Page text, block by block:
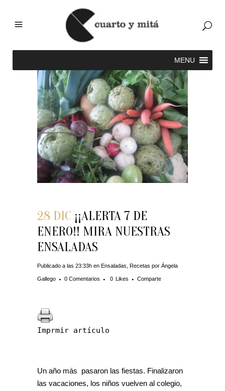
28 DIC ¡¡ALERTA 7 DE
ENERO!! MIRA NUESTRAS
ENSALADAS
Publicado a las 23:33h en Ensaladas Recetas por Ángela
Gallego 0 Comentarios 0 Likes Comparte
Imprmir artículo
Un año más pasaron las fiestas. Finalizaron
las vacaciones, los niños vuelven al colegio,